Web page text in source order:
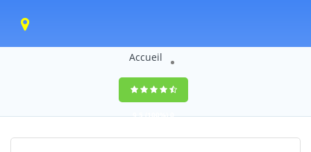
Accueil
9,5(100%)0
votes